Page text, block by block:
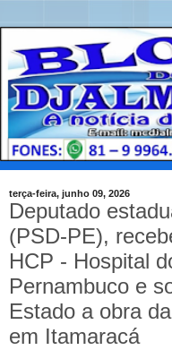
terça-feira, junho 09, 2026
Deputado
(PSD-PE),
HCP - Hospital
Pernambuco e
Estado a obra
em Itamaracá